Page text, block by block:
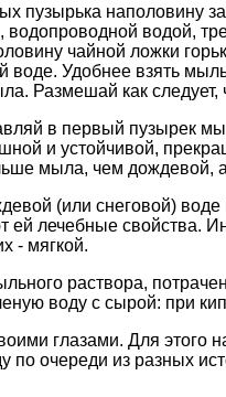
пузырька наполовину
водопроводной водой,
чайной ложки
воде. Удобнее взять
Размешай как
в первый пузырек
и устойчивой,
мыла, чем дождевой,
(или снеговой)
ей лечебные свойства.
- мягкой.
раствора,
воду с сырой: при
глазами. Для
по очереди из разных